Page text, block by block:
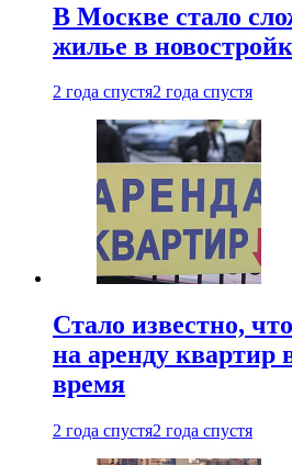
В Москве стало
жилье в
2 года спустя2 года спустя
Стало известно,
на аренду квартир
время
2 года спустя2 года спустя